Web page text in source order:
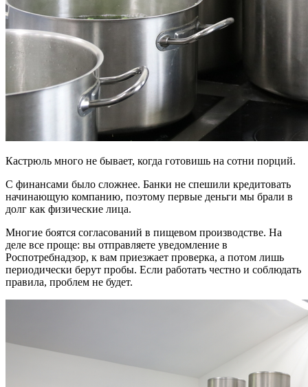
Кастрюль много не бывает, когда готовишь на сотни порций.
С финансами было сложнее. Банки не спешили кредитовать
начинающую компанию, поэтому первые деньги мы брали в
долг как физические лица.
Многие боятся согласований в пищевом производстве. На
деле все проще: вы отправляете уведомление в
Роспотребнадзор, к вам приезжает проверка, а потом лишь
периодически берут пробы. Если работать честно и соблюдать
правила, проблем не будет.